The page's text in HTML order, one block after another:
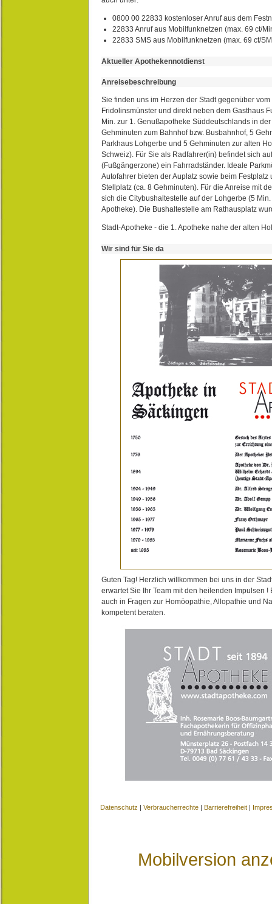
0800 00 22833 kostenloser Anruf aus dem
22833 Anruf aus Mobilfunknetzen (max. 69 ct/
22833 SMS aus Mobilfunknetzen (max. 69 ct/
Aktueller Apothekennotdienst
Anreisebeschreibung
Sie finden uns im Herzen der Stadt gegenüber
Fridolinsmünster und direkt neben dem Gasthaus
Min. zur 1. Genußapotheke Süddeutschlands in
Gehminuten zum Bahnhof bzw. Busbahnhof, 5
Parkhaus Lohgerbe und 5 Gehminuten zur alten
Schweiz). Für Sie als Radfahrer(in) befindet sich
(Fußgängerzone) ein Fahrradständer. Ideale
Autofahrer bieten der Auplatz sowie beim Festplatz
Stellplatz (ca. 8 Gehminuten). Für die Anreise mit
sich die Citybushaltestelle auf der Lohgerbe (5
Apotheke). Die Bushaltestelle am Rathausplatz
Stadt-Apotheke - die 1. Apotheke nahe der alten
Wir sind für Sie da
Guten Tag! Herzlich willkommen bei uns in der
erwartet Sie Ihr Team mit den heilenden Impulsen !
auch in Fragen zur Homöopathie, Allopathie und
kompetent beraten.
Datenschutz | Verbraucherrechte | Barrierefreiheit |
Mobilversion